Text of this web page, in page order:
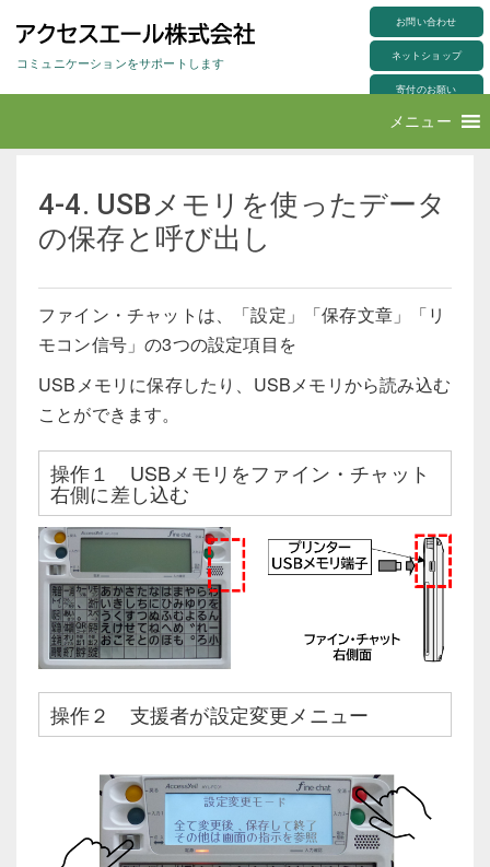
a
o
コミュニケーションをサポートします
お問い合わせ
ネットショップ
寄付のお願い
メニュー
4-4. USBメモリを使ったデータの保存と呼び出し
4-4. USBメモリを使ったデータ
の保存と呼び出し
ファイン・チャットは、「設定」「保存文章」「リ
モコン信号」の3つの設定項目を
USBメモリに保存したり、USBメモリから読み込む
ことができます。
操作１ USBメモリをファイン・チャット
右側に差し込む
操作２ 支援者が設定変更メニュー